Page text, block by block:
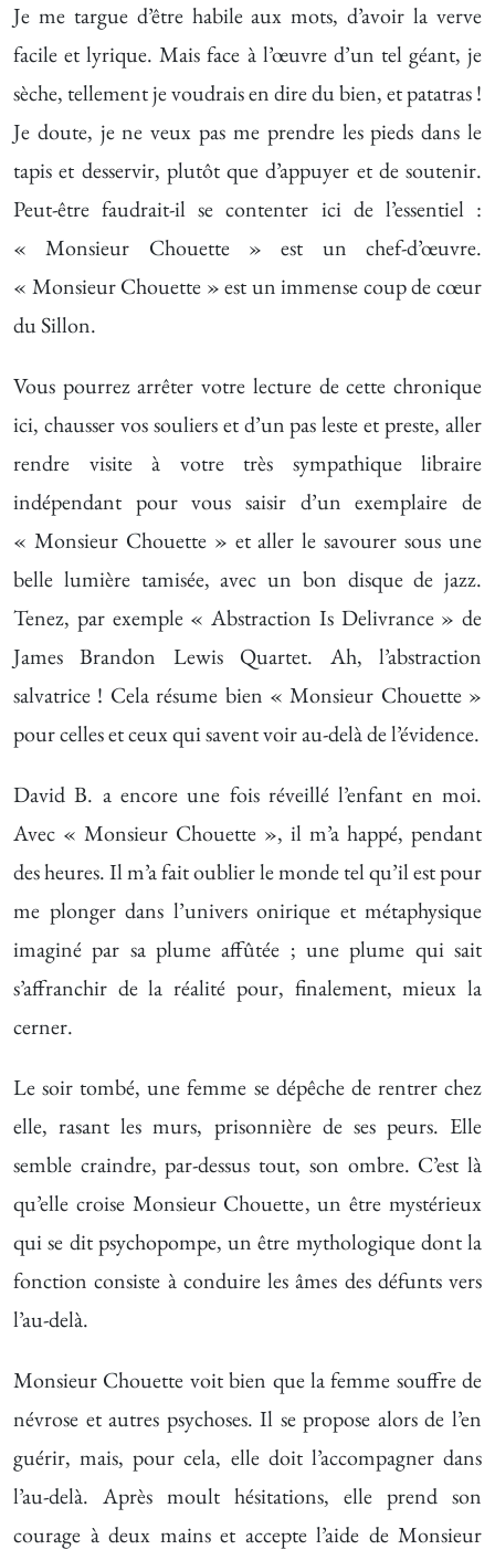
Je me targue d’être habile aux mots, d’avoir la verve
facile et lyrique. Mais face à l’œuvre d’un tel géant, je
sèche, tellement je voudrais en dire du bien, et patatras !
Je doute, je ne veux pas me prendre les pieds dans le
tapis et desservir, plutôt que d’appuyer et de soutenir.
Peut-être faudrait-il se contenter ici de l’essentiel :
« Monsieur Chouette » est un chef-d’œuvre.
« Monsieur Chouette » est un immense coup de cœur
du Sillon.
Vous pourrez arrêter votre lecture de cette chronique
ici, chausser vos souliers et d’un pas leste et preste, aller
rendre visite à votre très sympathique libraire
indépendant pour vous saisir d’un exemplaire de
« Monsieur Chouette » et aller le savourer sous une
belle lumière tamisée, avec un bon disque de jazz.
Tenez, par exemple « Abstraction Is Delivrance » de
James Brandon Lewis Quartet. Ah, l’abstraction
salvatrice ! Cela résume bien « Monsieur Chouette »
pour celles et ceux qui savent voir au-delà de l’évidence.
David B. a encore une fois réveillé l’enfant en moi.
Avec « Monsieur Chouette », il m’a happé, pendant
des heures. Il m’a fait oublier le monde tel qu’il est pour
me plonger dans l’univers onirique et métaphysique
imaginé par sa plume affûtée ; une plume qui sait
s’affranchir de la réalité pour, finalement, mieux la
cerner.
Le soir tombé, une femme se dépêche de rentrer chez
elle, rasant les murs, prisonnière de ses peurs. Elle
semble craindre, par-dessus tout, son ombre. C’est là
qu’elle croise Monsieur Chouette, un être mystérieux
qui se dit psychopompe, un être mythologique dont la
fonction consiste à conduire les âmes des défunts vers
l’au-delà.
Monsieur Chouette voit bien que la femme souffre de
névrose et autres psychoses. Il se propose alors de l’en
guérir, mais, pour cela, elle doit l’accompagner dans
l’au-delà. Après moult hésitations, elle prend son
courage à deux mains et accepte l’aide de Monsieur